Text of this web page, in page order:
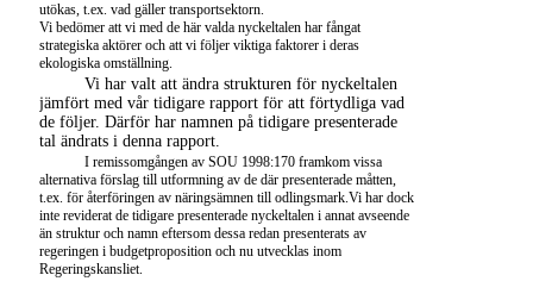
utökas, t.ex. vad gäller transportsektorn.
Vi bedömer att vi med de här valda nyckeltalen har fångat
strategiska aktörer och att vi följer viktiga faktorer i deras
ekologiska omställning.
Vi har valt att ändra strukturen för nyckeltalen
jämfört med vår tidigare rapport för att förtydliga vad
de följer. Därför har namnen på tidigare presenterade
tal ändrats i denna rapport.
I remissomgången av SOU 1998:170 framkom vissa
alternativa förslag till utformning av de där presenterade måtten,
t.ex. för återföringen av näringsämnen till odlingsmark.Vi har dock
inte reviderat de tidigare presenterade nyckeltalen i annat avseende
än struktur och namn eftersom dessa redan presenterats av
regeringen i budgetproposition och nu utvecklas inom
Regeringskansliet.